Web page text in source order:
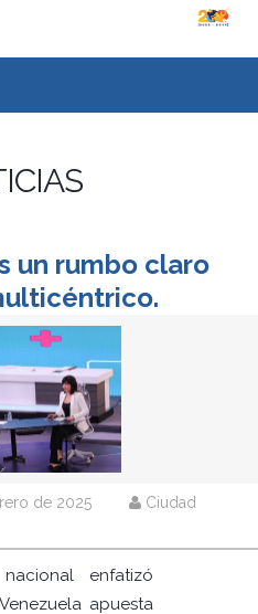
un rumbo claro
de 2025
Ciudad
enfatizó
apuesta